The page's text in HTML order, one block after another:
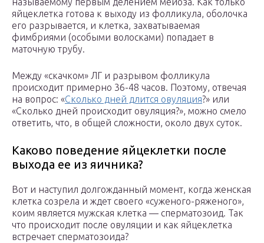
яйцеклетка готова к выходу из фолликула, оболочка
его разрывается, и клетка, захватываемая
фимбриями (особыми волосками) попадает в
маточную трубу.
Между «скачком» ЛГ и разрывом фолликула
происходит примерно 36-48 часов. Поэтому, отвечая
на вопрос: «Сколько дней длится овуляция?» или
«Сколько дней происходит овуляция?», можно смело
ответить, что, в общей сложности, около двух суток.
Каково поведение яйцеклетки после
выхода ее из яичника?
Вот и наступил долгожданный момент, когда женская
клетка созрела и ждет своего «суженого-ряженого»,
коим является мужская клетка — сперматозоид. Так
что происходит после овуляции и как яйцеклетка
встречает сперматозоида?